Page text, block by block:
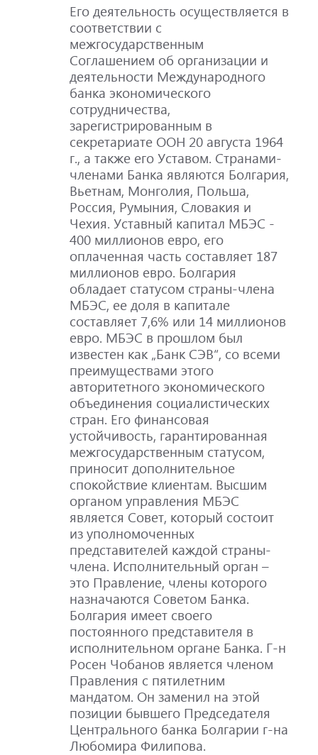
Его деятельность осуществляется в
соответствии с
межгосударственным
Соглашением об организации и
деятельности Международного
банка экономического
сотрудничества,
зарегистрированным в
секретариате ООН 20 августа 1964
г., а также его Уставом. Странами-
членами Банка являются Болгария,
Вьетнам, Монголия, Польша,
Россия, Румыния, Словакия и
Чехия. Уставный капитал МБЭС -
400 миллионов евро, его
оплаченная часть составляет 187
миллионов евро. Болгария
обладает статусом страны-члена
МБЭС, ее доля в капитале
составляет 7,6% или 14 миллионов
евро. МБЭС в прошлом был
известен как „Банк СЭВ“, со всеми
преимуществами этого
авторитетного экономического
объединения социалистических
стран. Его финансовая
устойчивость, гарантированная
межгосударственным статусом,
приносит дополнительное
спокойствие клиентам. Высшим
органом управления МБЭС
является Совет, который состоит
из уполномоченных
представителей каждой страны-
члена. Исполнительный орган –
это Правление, члены которого
назначаются Советом Банка.
Болгария имеет своего
постоянного представителя в
исполнительном органе Банка. Г-н
Росен Чобанов является членом
Правления с пятилетним
мандатом. Он заменил на этой
позиции бывшего Председателя
Центрального банка Болгарии г-на
Любомира Филипова.